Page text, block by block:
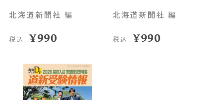
北海道新聞社 編
税込 ¥990
北海道新聞社 編
税込 ¥990